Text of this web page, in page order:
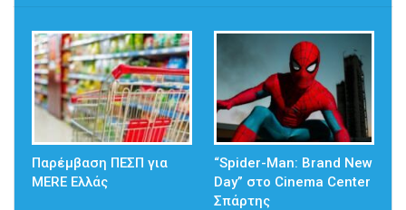
Παρέμβαση ΠΕΣΠ για
MERE Ελλάς
“Spider-Man: Brand New
Day” στο Cinema Center
Σπάρτης